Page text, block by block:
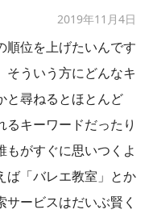
2019年11月4日
順位を上げたいんです
そういう方にどんなキ
と尋ねるとほとんど
キーワードだったり
もがすぐに思いつくよ
ば「バレエ教室」とか
サービスはだいぶ賢く